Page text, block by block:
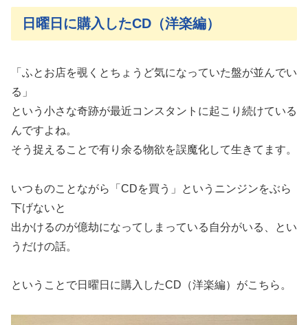
日曜日に購入したCD（洋楽編）
「ふとお店を覗くとちょうど気になっていた盤が並んでい
る」
という小さな奇跡が最近コンスタントに起こり続けている
んですよね。
そう捉えることで有り余る物欲を誤魔化して生きてます。
いつものことながら「CDを買う」というニンジンをぶら
下げないと
出かけるのが億劫になってしまっている自分がいる、とい
うだけの話。
ということで日曜日に購入したCD（洋楽編）がこちら。